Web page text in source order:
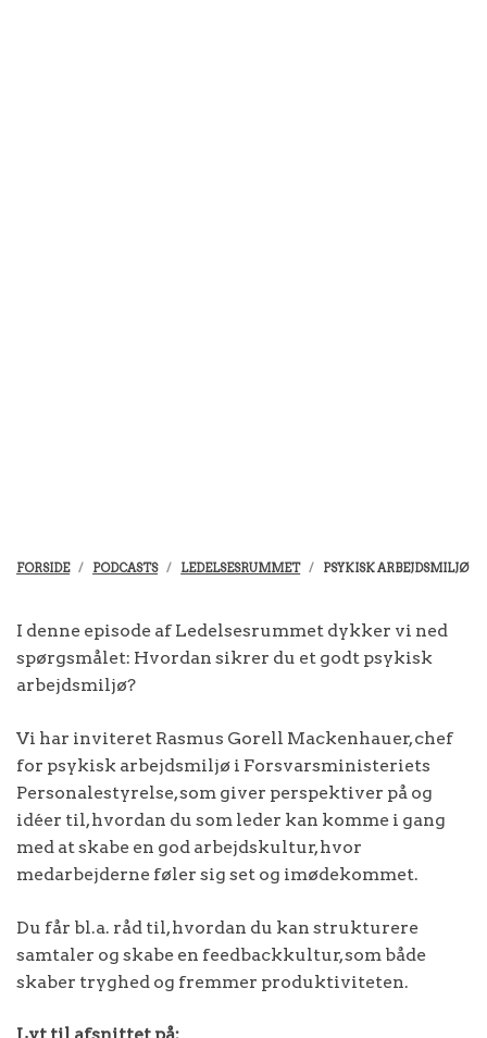
FORSIDE PODCASTS LEDELSESRUMMET PSYKISK ARBEJDSMILJØ
I denne episode af Ledelsesrummet dykker vi ned
spørgsmålet: Hvordan sikrer du et godt psykisk
arbejdsmiljø?
Vi har inviteret Rasmus Gorell Mackenhauer, chef
for psykisk arbejdsmiljø i Forsvarsministeriets
Personalestyrelse, som giver perspektiver på og
idéer til, hvordan du som leder kan komme i gang
med at skabe en god arbejdskultur, hvor
medarbejderne føler sig set og imødekommet.
Du får bl.a. råd til, hvordan du kan strukturere
samtaler og skabe en feedbackkultur, som både
skaber tryghed og fremmer produktiviteten.